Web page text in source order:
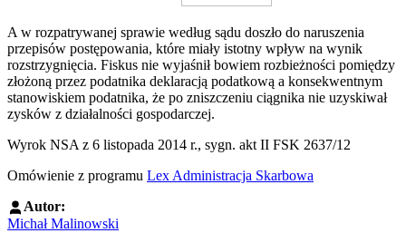
A w rozpatrywanej sprawie według sądu doszło do naruszenia
przepisów postępowania, które miały istotny wpływ na wynik
rozstrzygnięcia. Fiskus nie wyjaśnił bowiem rozbieżności pomiędzy
złożoną przez podatnika deklaracją podatkową a konsekwentnym
stanowiskiem podatnika, że po zniszczeniu ciągnika nie uzyskiwał
zysków z działalności gospodarczej.
Wyrok NSA z 6 listopada 2014 r., sygn. akt II FSK 2637/12
Omówienie z programu Lex Administracja Skarbowa
Autor:
Michał Malinowski